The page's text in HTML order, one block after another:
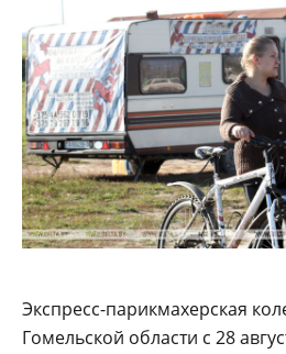
Экспресс-парикмахерская
Гомельской области с 28